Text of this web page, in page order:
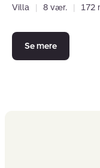
Villa
| 8 vær. | 172
Se mere